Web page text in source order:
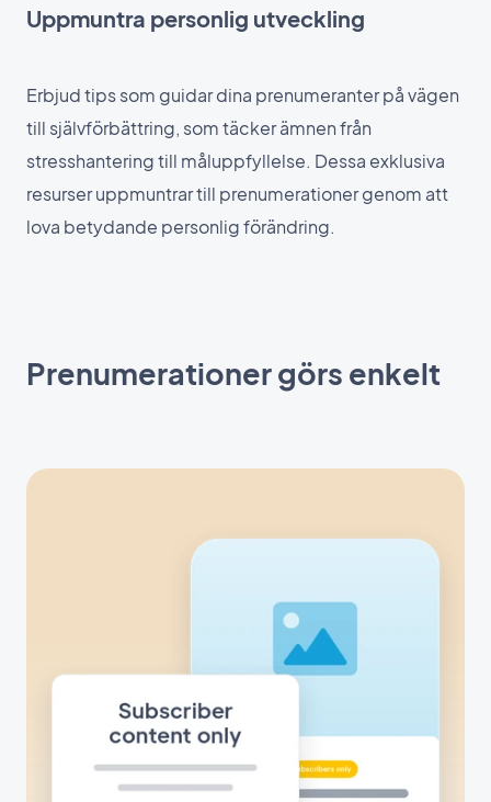
Uppmuntra personlig utveckling
Erbjud tips som guidar dina prenumeranter på vägen
till självförbättring, som täcker ämnen från
stresshantering till måluppfyllelse. Dessa exklusiva
resurser uppmuntrar till prenumerationer genom att
lova betydande personlig förändring.
Prenumerationer görs enkelt